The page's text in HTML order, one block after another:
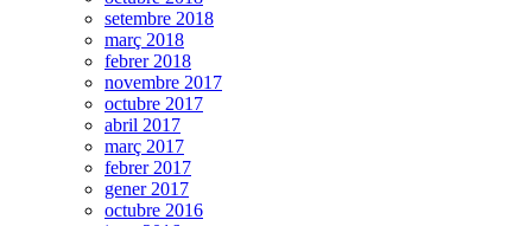
setembre 2018
març 2018
febrer 2018
novembre 2017
octubre 2017
abril 2017
març 2017
febrer 2017
gener 2017
octubre 2016